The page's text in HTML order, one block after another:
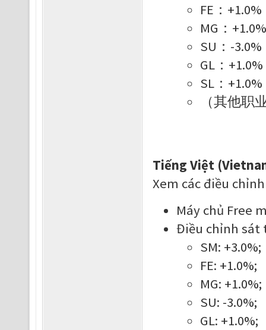
FE：
MG：
SU：-3.0%
GL：
SL：
（其他职
Tiếng Việt
Xem các điều
Máy chủ Free
Điều chỉnh sát
SM: +3.0%;
FE: +1.0%;
MG: +1.0%;
SU: -3.0%;
GL: +1.0%;